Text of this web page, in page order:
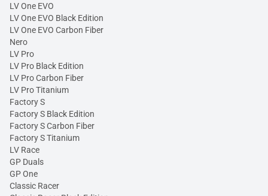
LV One EVO
LV One EVO Black Edition
LV One EVO Carbon Fiber
Nero
LV Pro
LV Pro Black Edition
LV Pro Carbon Fiber
LV Pro Titanium
Factory S
Factory S Black Edition
Factory S Carbon Fiber
Factory S Titanium
LV Race
GP Duals
GP One
Classic Racer